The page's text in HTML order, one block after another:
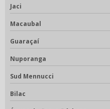
Jaci
Macaubal
Guaraçaí
Nuporanga
Sud Mennucci
Bilac